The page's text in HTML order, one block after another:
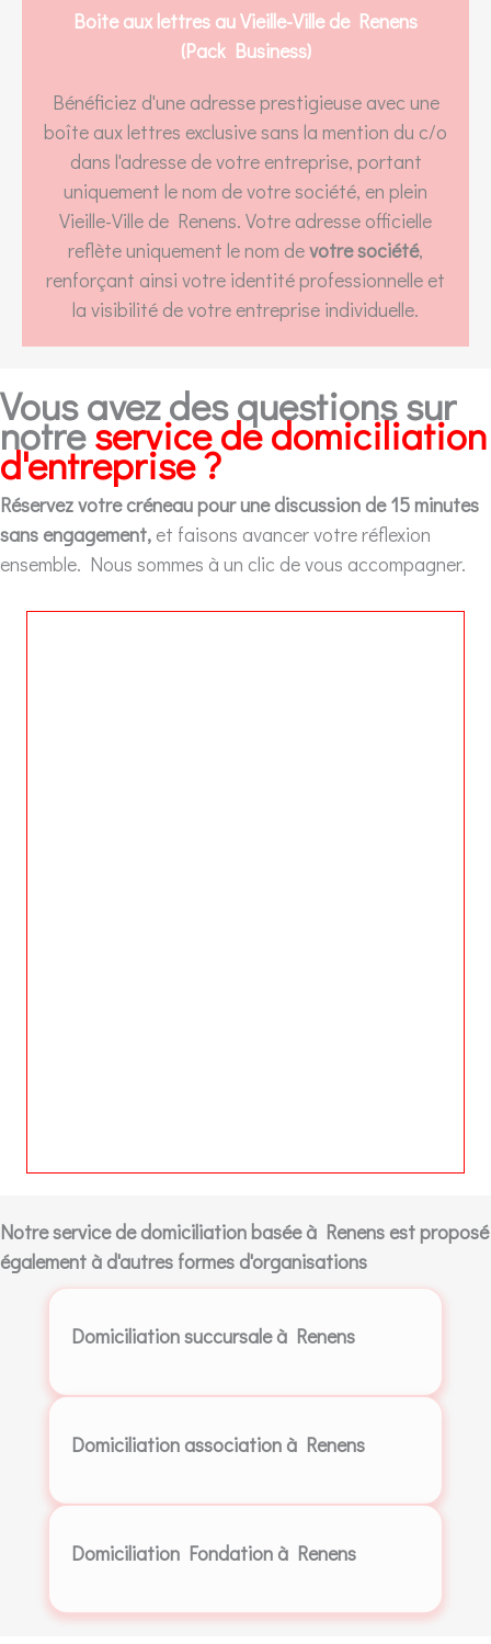
Boite aux lettres au Vieille-Ville de Renens
(Pack Business)
Bénéficiez d'une adresse prestigieuse avec une
boîte aux lettres exclusive sans la mention du c/o
dans l'adresse de votre entreprise, portant
uniquement le nom de votre société, en plein
Vieille-Ville de Renens. Votre adresse officielle
reflète uniquement le nom devotre société,
renforçant ainsi votre identité professionnelle et
la visibilité de votre entreprise individuelle.
Vous avez des questions sur
notreservice de domiciliation
d'entreprise ?
Réservez votre créneau pour une discussion de 15 minutes
sans engagement, et faisons avancer votre réflexion
ensemble. Nous sommes à un clic de vous accompagner.
Notre service de domiciliation basée à Renens est proposé
également à d'autres formes d'organisations
Domiciliation succursale à Renens
Domiciliation association à Renens
Domiciliation Fondation à Renens